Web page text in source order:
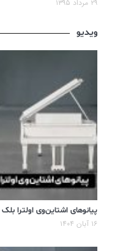
۲۹ مرداد ۱۳۹۵
ویدیو
پیانوهای اشتاین‌وی اولترا
۱۶ آبان ۱۴۰۴